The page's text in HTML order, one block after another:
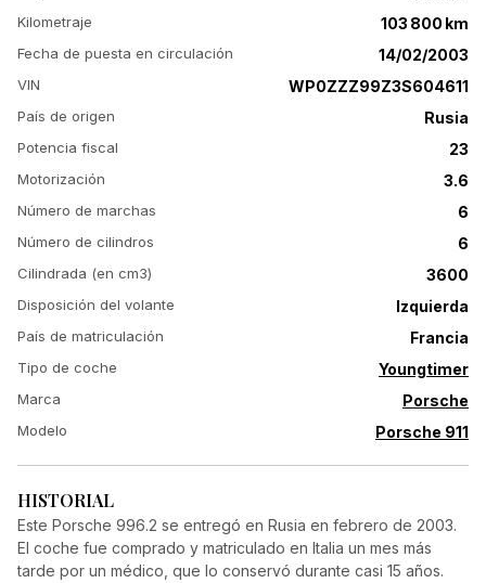
Kilometraje 103 800 km
Fecha de puesta en circulación 14/02/2003
VIN WP0ZZZ99Z3S604611
País de origen Rusia
Potencia fiscal 23
Motorización 3.6
Número de marchas 6
Número de cilindros 6
Cilindrada (en cm3) 3600
Disposición del volante Izquierda
País de matriculación Francia
Tipo de coche Youngtimer
Marca Porsche
Modelo Porsche 911
HISTORIAL
Este Porsche 996.2 se entregó en Rusia en febrero de 2003.
El coche fue comprado y matriculado en Italia un mes más
tarde por un médico, que lo conservó durante casi 15 años.